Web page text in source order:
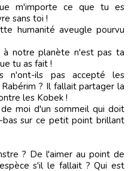
sans toi !
humanité aveugle pourvu
notre planète n'est pas ta
tu as fait !
n'ont-ils pas accepté les
? Il fallait partager la
les Kobek !
moi d'un sommeil qui doit
sur ce petit point brillant
? De l'aimer au point de
s'il le fallait ? Qui est